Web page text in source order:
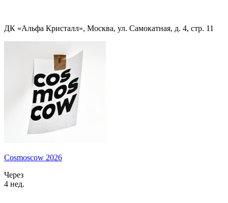
ДК «Альфа Кристалл», Москва, ул. Самокатная, д. 4, стр. 11
Cosmoscow 2026
Через
4 нед.